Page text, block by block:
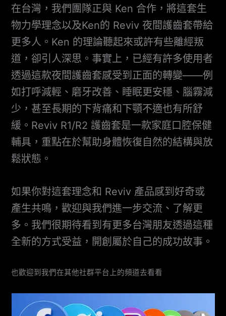
在台灣，我們團隊正與 Ken 合作，將這套生
物力學理念以及Ken的 Reviv 夜間護齒套帶給
更多人。Ken 的理論聽起來或許有些離經叛
道，卻引人深思。事實上，已經有許多使用者
透過這款夜間護齒套感受到正面的轉變——例
如打呼減輕、磨牙改善、睡眠更安穩、腦霧減
少，甚至長期的下背痛和下顎不適也有所舒
緩。Reviv R1/R2 護齒套是一款家庭口腔保健
輔具，重點在於幫助身體恢復自然的結構與放
鬆狀態。
如果你對這套理念和 Reviv 產品感到好奇或
產生共鳴，歡迎與我們進一步交流、了解更
多。我們很期待看到有更多台灣朋友透過這種
全新的方式受益，開創屬於自己的成功故事。
也歡迎到我們在其他社群平台上的頻道去看看